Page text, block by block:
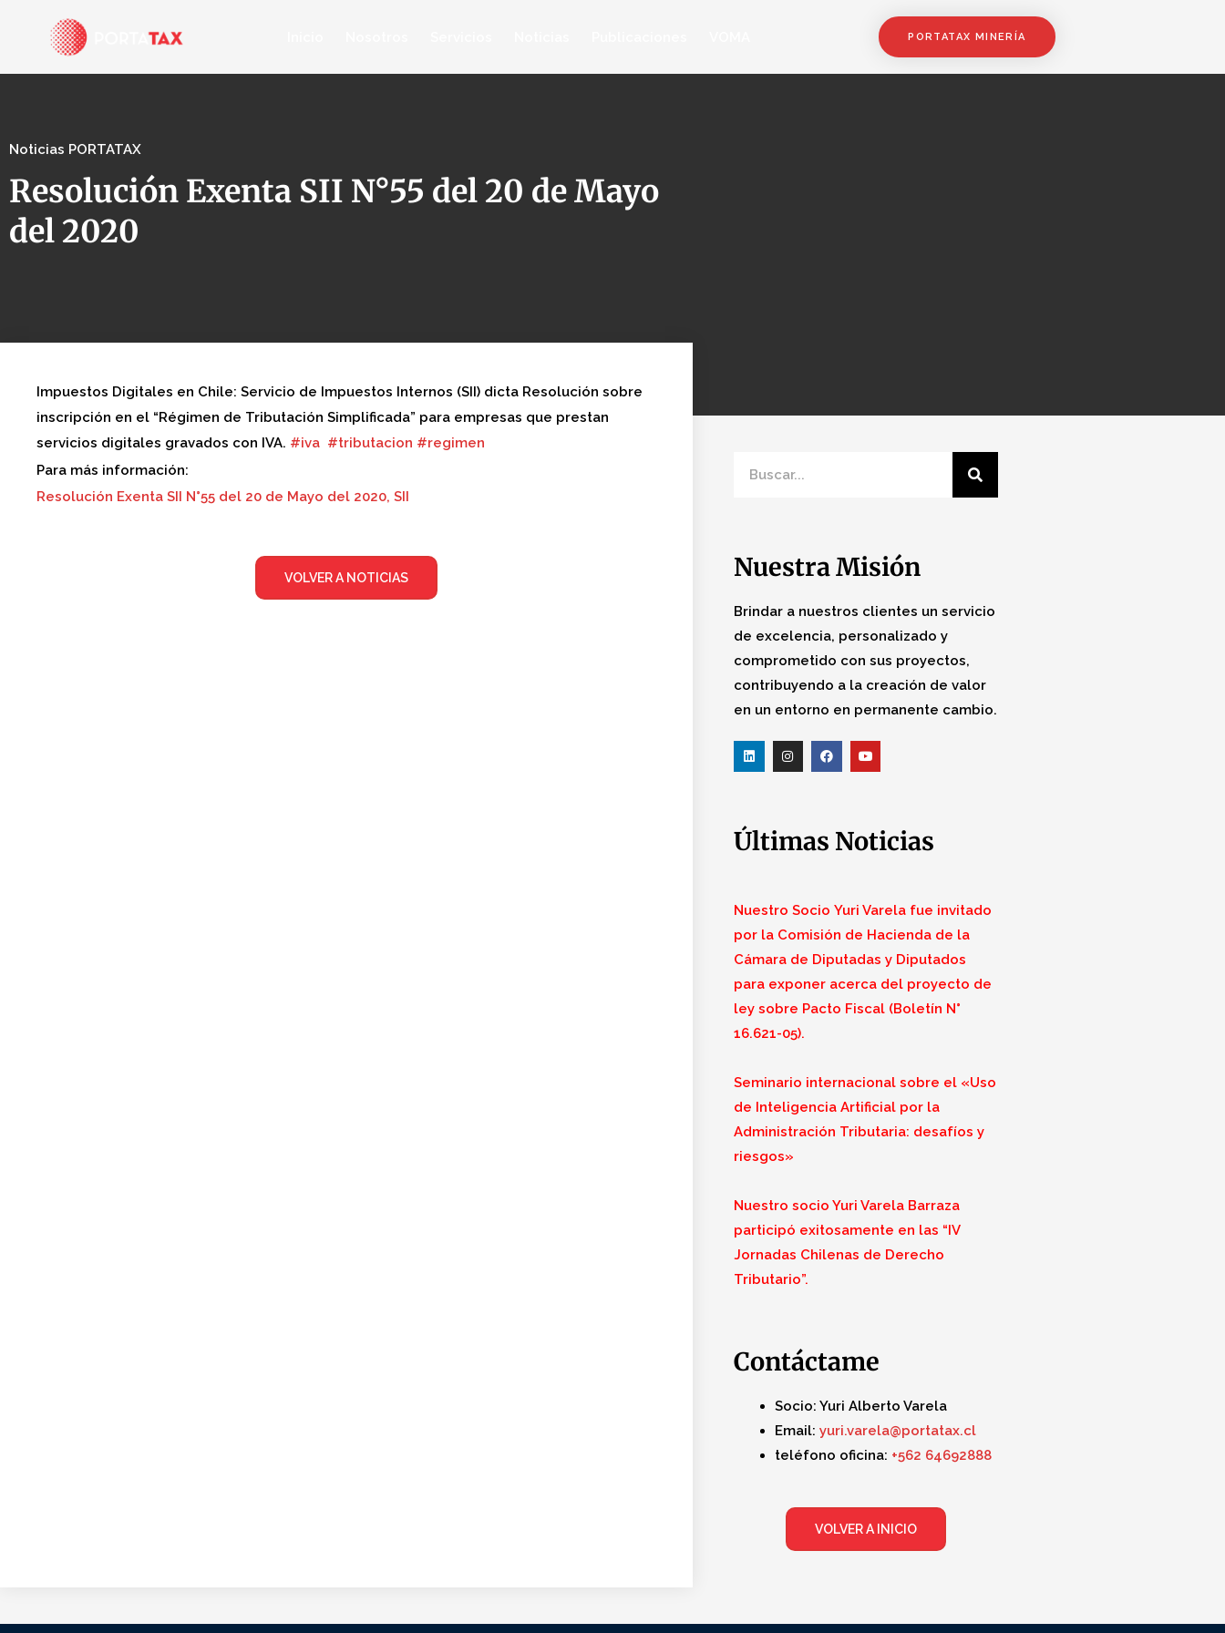
PORTATAX MINERÍA
Noticias PORTATAX
Resolución Exenta SII N°55 del 20 de Mayo
del 2020
Impuestos Digitales en Chile: Servicio de Impuestos Internos (SII) dicta Resolución sobre
inscripción en el “Régimen de Tributación Simplificada” para empresas que prestan
servicios digitales gravados con IVA. #iva #tributacion #regimen
Para más información:
Resolución Exenta SII N°55 del 20 de Mayo del 2020, SII
VOLVER A NOTICIAS Nuestra Misión
Brindar a nuestros clientes un servicio
de excelencia, personalizado y
comprometido con sus proyectos,
contribuyendo a la creación de valor
en un entorno en permanente cambio.
Últimas Noticias
Nuestro Socio Yuri Varela fue invitado
por la Comisión de Hacienda de la
Cámara de Diputadas y Diputados
para exponer acerca del proyecto de
ley sobre Pacto Fiscal (Boletín N°
16.621-05).
Seminario internacional sobre el «Uso
de Inteligencia Artificial por la
Administración Tributaria: desafíos y
riesgos»
Nuestro socio Yuri Varela Barraza
participó exitosamente en las “IV
Jornadas Chilenas de Derecho
Tributario”.
Contáctame
Socio: Yuri Alberto Varela
Email: yuri.varela@portatax.cl
teléfono oficina: +562 64692888
VOLVER A INICIO